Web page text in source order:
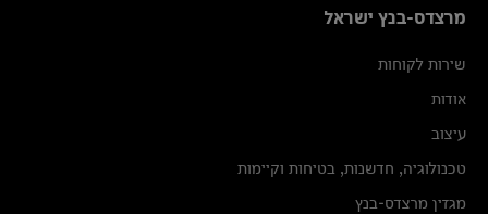
מרצדס-בנץ ישראל
שירות לקוחות
אודות
עיצוב
טכנולוגיה, חדשנות, בטיחות וקיימות
מגזין מרצדס-בנץ